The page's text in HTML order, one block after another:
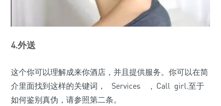
4.外送
这个你可以理解成来你酒店，并且提供服务。你可以在简
介里面找到这样的关键词， Services , Call girl.至于
如何鉴别真伪，请参照第二条。